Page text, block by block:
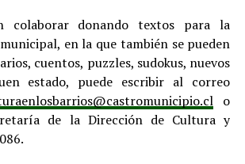
colaborar donando textos para la
en la que también se pueden
cuentos, puzzles, sudokus, nuevos
estado, puede escribir al correo
o
de la Dirección de Cultura y